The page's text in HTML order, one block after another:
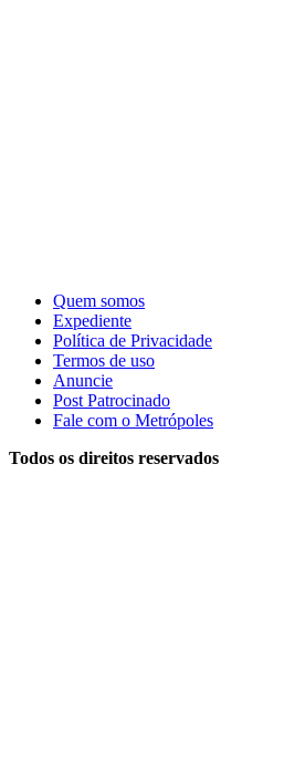
Quem somos
Expediente
Política de Privacidade
Termos de uso
Anuncie
Post Patrocinado
Fale com o Metrópoles
Todos os direitos reservados